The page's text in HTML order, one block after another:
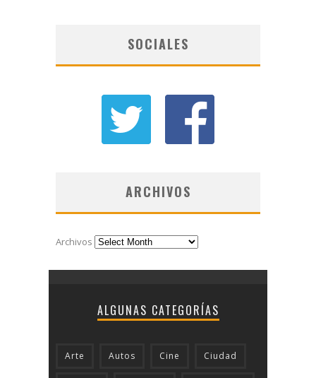
SOCIALES
ARCHIVOS
Archivos
ALGUNAS CATEGORÍAS
Arte Autos Cine Ciudad